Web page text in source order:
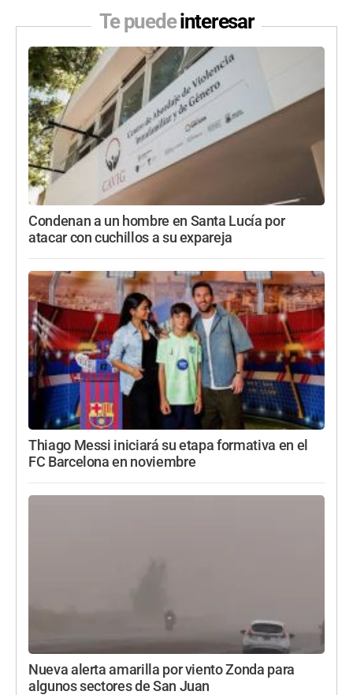
Te puedeinteresar
Condenan a un hombre en Santa Lucía por
atacar con cuchillos a su expareja
Thiago Messi iniciará su etapa formativa en el
FC Barcelona en noviembre
Nueva alerta amarilla por viento Zonda para
algunos sectores de San Juan